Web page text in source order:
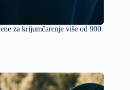
za krijumčarenje više od 900